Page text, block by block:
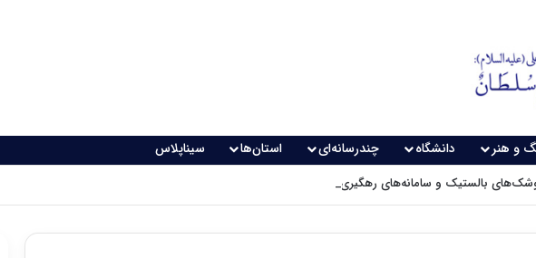
و هنر دانشگاه چندرسانه‌ای استان‌ها سیناپلاس
بالستیک و سامانه‌های رهگیری پدافندی چگونه کار می کنند؟